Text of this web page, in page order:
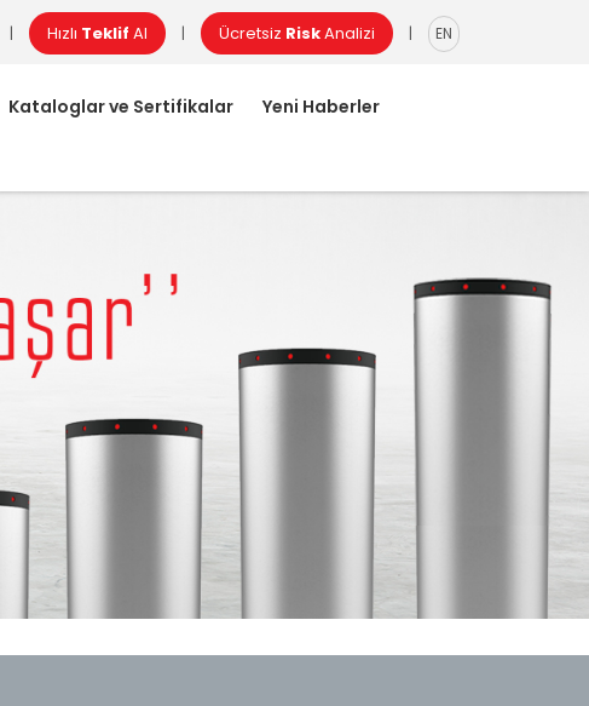
| Hızlı Teklif Al | Ücretsiz RiskAnalizi | EN
Kataloglar ve Sertifikalar
Yeni Haberler